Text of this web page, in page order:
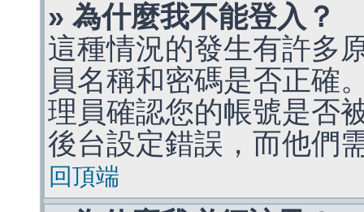
» 為什麼我不能登入？
這種情況的發生有許多
員名稱和密碼是否正確
理員確認您的帳號是否
後台設定錯誤，而他們
回頂端